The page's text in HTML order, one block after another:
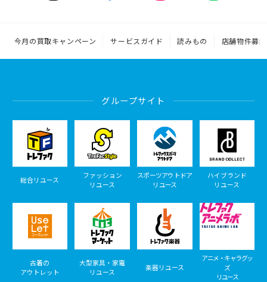
今月の買取キャンペーン サービスガイド 読みもの 店舗物件募集
グループサイト
総合リユース
ファッション
リユース
スポーツアウトドア
リユース
ハイブランド
リユース
古着の
アウトレット
大型家具・家電
リユース
楽器リユース
アニメ・キャラグッ
ズ
リユース